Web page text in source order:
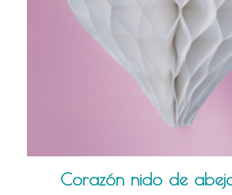
Corazón nido de